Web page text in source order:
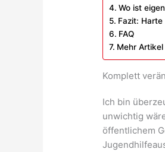
Wo ist
Fazit:
FAQ
Mehr Artikel
Komplett
Ich bin
unwichtig
öffentlichem